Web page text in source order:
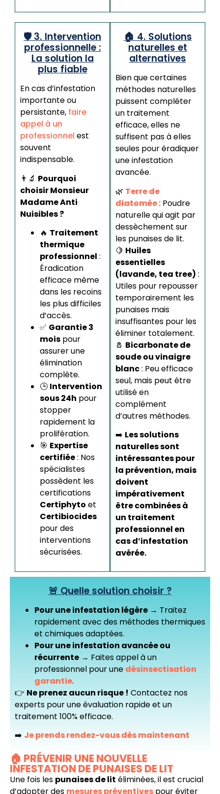
🛡️ 3. Intervention
professionnelle :
La solution la
plus fiable
En cas d’infestation
importante ou
persistante, faire
appel à un
professionnel est
souvent
indispensable.
👨‍🔬 Pourquoi
choisir Monsieur
Madame Anti
Nuisibles ?
🔥 Traitement
thermique
professionnel :
Éradication
efficace même
dans les recoins
les plus difficiles
d’accès.
✅ Garantie 3
mois pour
assurer une
élimination
complète.
🕒 Intervention
sous 24h pour
stopper
rapidement la
prolifération.
🎯 Expertise
certifiée: Nos
spécialistes
possèdent les
certifications
Certiphyto et
Certibiocides
pour des
interventions
sécurisées.
🏠 4. Solutions
naturelles et
alternatives
Bien que certaines
méthodes naturelles
puissent compléter
un traitement
efficace, elles ne
suffisent pas à elles
seules pour éradiquer
une infestation
avancée.
🌿 Terre de
diatomée: Poudre
naturelle qui agit par
dessèchement sur
les punaises de lit.
🍋 Huiles
essentielles
(lavande, tea tree) :
Utiles pour repousser
temporairement les
punaises mais
insuffisantes pour les
éliminer totalement.
🧂 Bicarbonate de
soude ou vinaigre
blanc: Peu efficace
seul, mais peut être
utilisé en
complément
d’autres méthodes.
➡️ Les solutions
naturelles sont
intéressantes pour
la prévention, mais
doivent
impérativement
être combinées à
un traitement
professionnel en
cas d’infestation
avérée.
🚨 Quelle solution choisir ?
Pour une infestation légère → Traitez
rapidement avec des méthodes thermiques
et chimiques adaptées.
Pour une infestation avancée ou
récurrente → Faites appel à un
professionnel pour une désinsectisation
garantie.
👉 Ne prenez aucun risque ! Contactez nos
experts pour une évaluation rapide et un
traitement 100% efficace.
➡️ Je prends rendez-vous dès maintenant
🏠 PRÉVENIR UNE NOUVELLE
INFESTATION DE PUNAISES DE LIT
Une fois les punaises de lit éliminées, il est crucial
d’adopter des mesures préventives pour éviter